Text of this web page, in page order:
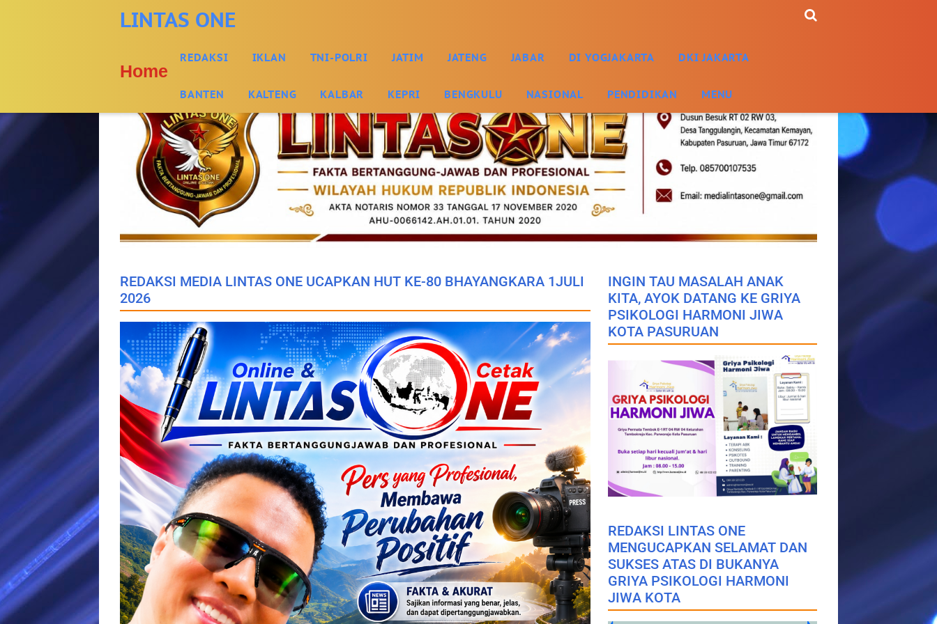
LINTAS ONE
Home
REDAKSI IKLAN TNI-POLRI JATIM JATENG JABAR DI YOGJAKARTA DKI JAKARTA
BANTEN KALTENG KALBAR KEPRI BENGKULU NASIONAL PENDIDIKAN MENU
REDAKSI MEDIA LINTAS ONE UCAPKAN HUT KE-80 BHAYANGKARA 1JULI
2026
INGIN TAU MASALAH ANAK
KITA, AYOK DATANG KE GRIYA
PSIKOLOGI HARMONI JIWA
KOTA PASURUAN
REDAKSI LINTAS ONE
MENGUCAPKAN SELAMAT DAN
SUKSES ATAS DI BUKANYA
GRIYA PSIKOLOGI HARMONI
JIWA KOTA